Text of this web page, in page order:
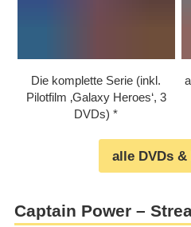
Die komplette Serie (inkl.
Pilotfilm ‚Galaxy Heroes‘, 3
DVDs)
alle DVDs
Captain Power –